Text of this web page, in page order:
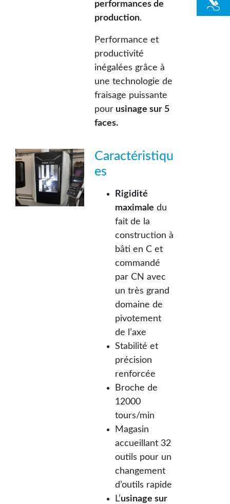
performances de
production.
Performance et
productivité
inégalées grâce à
une technologie de
fraisage puissante
pour usinage sur 5
faces.
Caractéristiqu
es
Rigidité
maximale du
fait de la
construction à
bâti en C et
commandé
par CN avec
un très grand
domaine de
pivotement
de l’axe
Stabilité et
précision
renforcée
Broche de
12000
tours/min
Magasin
accueillant 32
outils pour un
changement
d’outils rapide
L’usinage sur